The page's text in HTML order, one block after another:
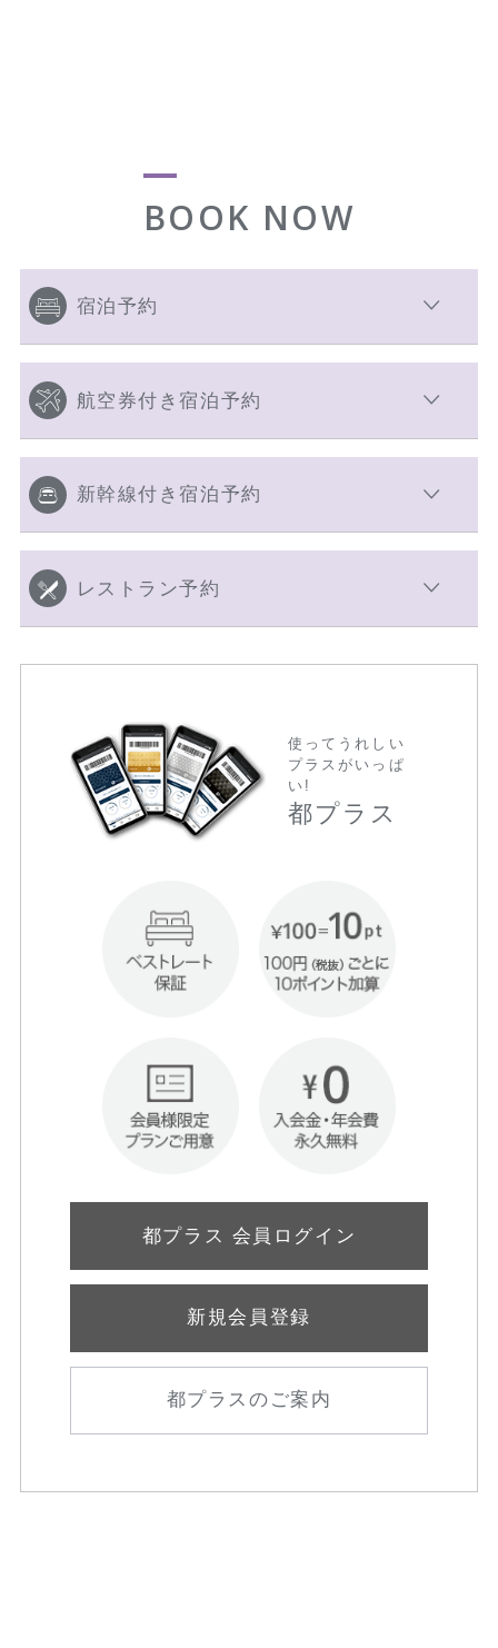
BOOK NOW
宿泊予約
航空券付き宿泊予約
新幹線付き宿泊予約
レストラン予約
使ってうれしい
プラスがいっぱ
い!
都プラス
都プラス 会員ログイン
新規会員登録
都プラスのご案内